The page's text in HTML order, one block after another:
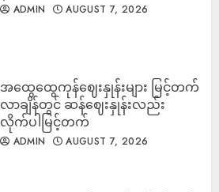
ADMIN AUGUST 7, 2026
အထွေထွေကုန်ဈေးနှုန်းများ မြင့်တက်
လာချိန်တွင် ဆန်ဈေးနှုန်းလည်း
လိုက်ပါမြင့်တက်
ADMIN AUGUST 7, 2026